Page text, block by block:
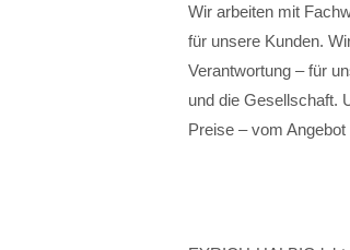
Wir arbeiten mit
für unsere Kunden.
Verantwortung – für
und die Gesellschaft.
Preise – vom